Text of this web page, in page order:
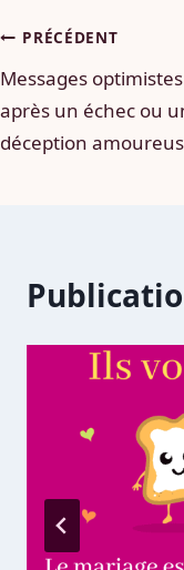
Navigation
de
l’article
PRÉCÉDENT
Messages optimistes
après un échec ou
déception